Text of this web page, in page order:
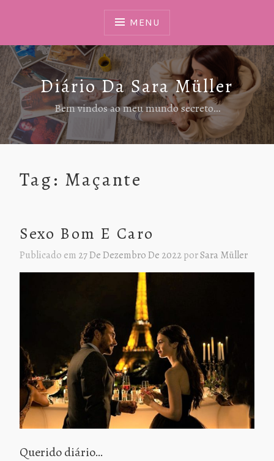
MENU
Diário Da Sara Müller
Bem vindos ao meu mundo secreto…
Tag: Maçante
Sexo Bom E Caro
Publicado em 27 De Dezembro De 2022porSara Müller
Querido diário…